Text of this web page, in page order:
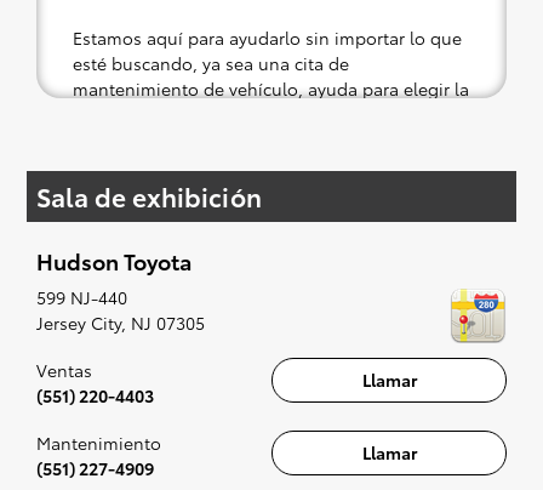
Estamos aquí para ayudarlo sin importar lo que
esté buscando, ya sea una cita de
mantenimiento de vehículo, ayuda para elegir la
Si su corazón está puesto en un nuevo Toyota,
entonces lo tenemos cubierto. Consulte nuestra
conveniencia; cuando se le ocurra algo, lo
prepararemos para un pequeño viaje de placer
(es decir, una prueba de manejo). Cantar al
ritmo de la radio, aunque es opcional, sin duda
se recomienda para la experiencia completa.
Sala de exhibición
Hudson Toyota
599 NJ-440
Jersey City, NJ 07305
Llamar
Ventas
(551) 220-4403
Llamar
Mantenimiento
(551) 227-4909